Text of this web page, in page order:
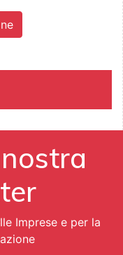
Imprese e per la